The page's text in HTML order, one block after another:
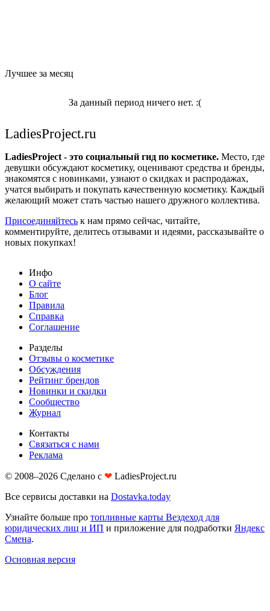
Лучшее за месяц
За данный период ничего нет. :(
LadiesProject.ru
LadiesProject - это социальный гид по косметике. Место, где
девушки обсуждают косметику, оценивают средства и бренды,
знакомятся с новинками, узнают о скидках и распродажах,
учатся выбирать и покупать качественную косметику. Каждый
желающий может стать частью нашего дружного коллектива.
Присоединяйтесь к нам прямо сейчас, читайте,
комментируйте, делитесь отзывами и идеями, рассказывайте о
новых покупках!
Инфо
О сайте
Блог
Правила
Справка
Соглашение
Разделы
Отзывы о косметике
Обсуждения
Рейтинг брендов
Новинки и скидки
Сообщество
Журнал
Контакты
Связаться с нами
Реклама
© 2008–2026 Сделано с ❤︎ LadiesProject.ru
Все сервисы доставки на Dostavka.today
Узнайте больше про топливные карты Вездеход для
юридических лиц и ИП и приложение для подработки Яндекс
Смена.
Основная версия